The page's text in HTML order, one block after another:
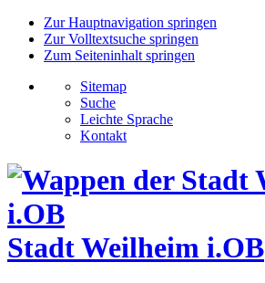
Zur Hauptnavigation springen
Zur Volltextsuche springen
Zum Seiteninhalt springen
Sitemap
Suche
Leichte Sprache
Kontakt
Stadt Weilheim i.OB